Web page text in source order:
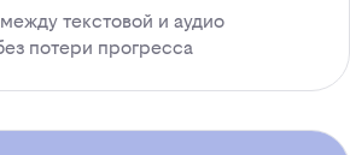
текстовой и аудио
потери прогресса